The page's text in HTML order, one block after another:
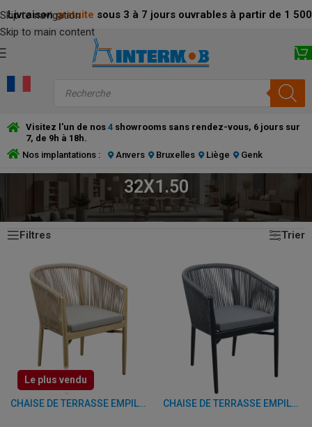
Skip to navigation
Skip to main content
Livraison gratuite sous 3 à 7 jours ouvrables à partir de 1
Visitez l'un de nos 4 showrooms sans rendez-vous, 6 jours sur
7, de 9h à 18h.
Nos implantations :
Anvers Bruxelles Liège Genk
32X1.50
ACCUEIL/PRODUCT DIAMETER TUBE (MM)/ 32X1.50
2 résultats affichés
Filtres
Trier
Le plus vendu
CHAISE DE TERRASSE EMPILABLE AVEC ACCOUDOIRS - VEGA - ALUMINIUM/ROTIN CHAISE DE TERRASSE EMPILABLE AVEC ACCOUDOIRS - VEGA - ALUMINIUM/ROTIN